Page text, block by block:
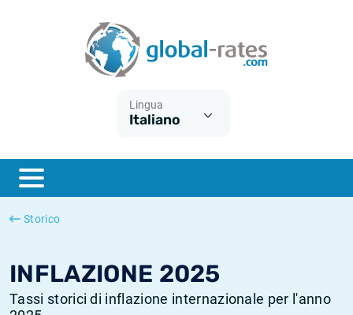
Lingua
Italiano
Storico
INFLAZIONE 2025
Tassi storici di inflazione internazionale per l'anno
ESTER
SONIA
Cos'è l'inflazione CPI?
Cos'è l'inflazione HICP?
Inflazione Italia
Inflazione Stati Uniti
Tassi storici Euribor
Tassi storici di SONIA
Tassi storici di TONAR
Calcolatore dell’inflazione